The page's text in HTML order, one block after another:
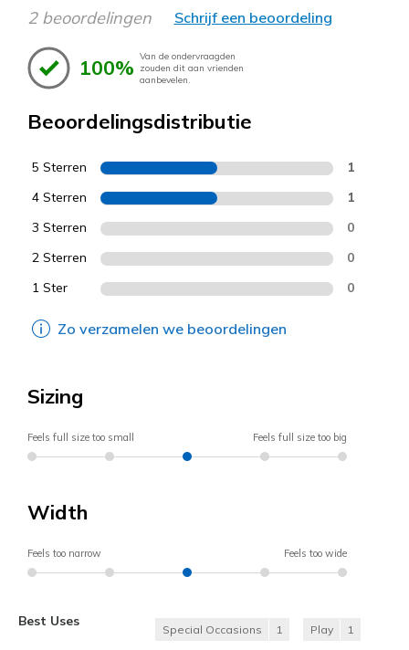
2 beoordelingen Schrijf een beoordeling
100% Van de ondervraagden
zouden dit aan vrienden
aanbevelen.
Beoordelingsdistributie
5 Sterren 1
4 Sterren 1
3 Sterren 0
2 Sterren 0
1 Ster 0
Zo verzamelen we beoordelingen
Sizing
Feels full size too small Feels full size too big
Width
Feels too narrow Feels too wide
Best Uses
Special Occasions 1 Play 1